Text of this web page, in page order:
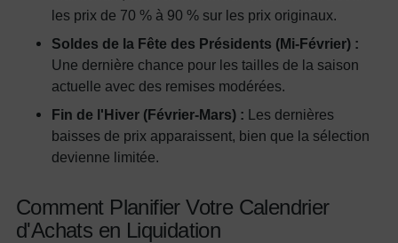
les prix de 70 % à 90 % sur les prix originaux.
Soldes de la Fête des Présidents (Mi-Février) :
Une dernière chance pour les tailles de la saison
actuelle avec des remises modérées.
Fin de l'Hiver (Février-Mars) : Les dernières
baisses de prix apparaissent, bien que la sélection
devienne limitée.
Comment Planifier Votre Calendrier
d'Achats en Liquidation